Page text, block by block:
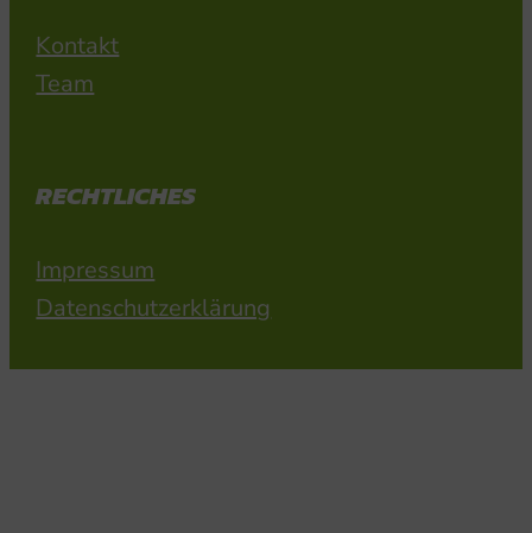
Kontakt
Team
RECHTLICHES
Impressum
Datenschutzerklärung